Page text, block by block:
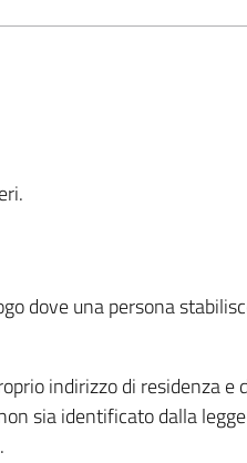
dove una persona
indirizzo di residenza e
sia identificato dalla